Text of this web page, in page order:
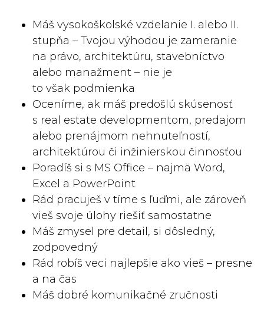
Máš vysokoškolské vzdelanie I. alebo II.
stupňa – Tvojou výhodou je zameranie
na právo, architektúru, stavebníctvo
alebo manažment – nie je
to však podmienka
Oceníme, ak máš predošlú skúsenosť
s real estate developmentom, predajom
alebo prenájmom nehnuteľností,
architektúrou či inžinierskou činnosťou
Poradíš si s MS Office – najmä Word,
Excel a PowerPoint
Rád pracuješ v tíme s ľuďmi, ale zároveň
vieš svoje úlohy riešiť samostatne
Máš zmysel pre detail, si dôsledný,
zodpovedný
Rád robíš veci najlepšie ako vieš – presne
a na čas
Máš dobré komunikačné zručnosti